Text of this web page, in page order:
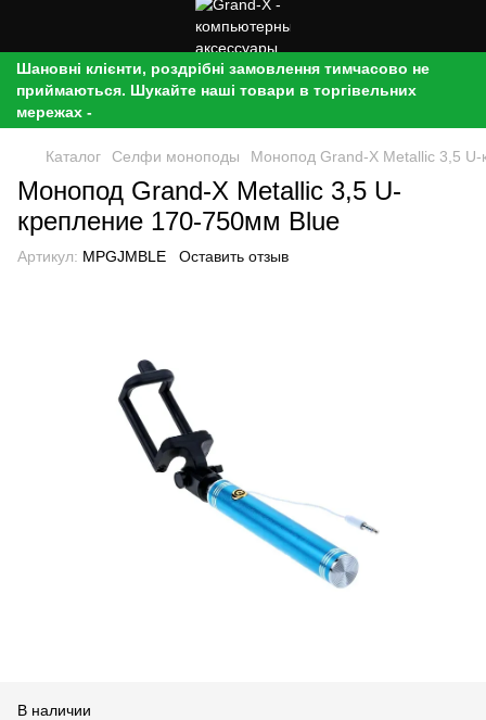
Шановні клієнти, роздрібні замовлення тимчасово не
приймаються. Шукайте наші товари в торгівельних
мережах -
Каталог Селфи моноподы Монопод Grand-X Metallic 3,5
Монопод Grand-X Metallic 3,5 U-
крепление 170-750мм Blue
Артикул: MPGJMBLE Оставить отзыв
В наличии